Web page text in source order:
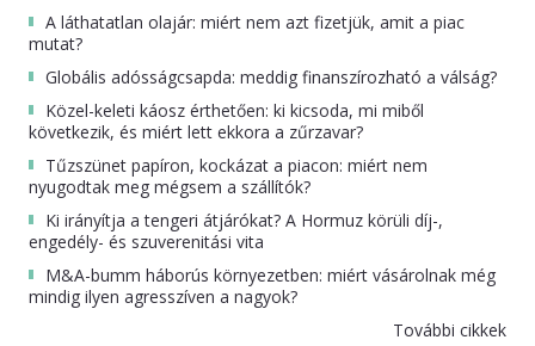
A láthatatlan olajár: miért nem azt fizetjük, amit a piac
mutat?
Globális adósságcsapda: meddig finanszírozható a válság?
Közel-keleti káosz érthetően: ki kicsoda, mi miből
következik, és miért lett ekkora a zűrzavar?
Tűzszünet papíron, kockázat a piacon: miért nem
nyugodtak meg mégsem a szállítók?
Ki irányítja a tengeri átjárókat? A Hormuz körüli díj-,
engedély- és szuverenitási vita
M&A-bumm háborús környezetben: miért vásárolnak még
mindig ilyen agresszíven a nagyok?
További cikkek